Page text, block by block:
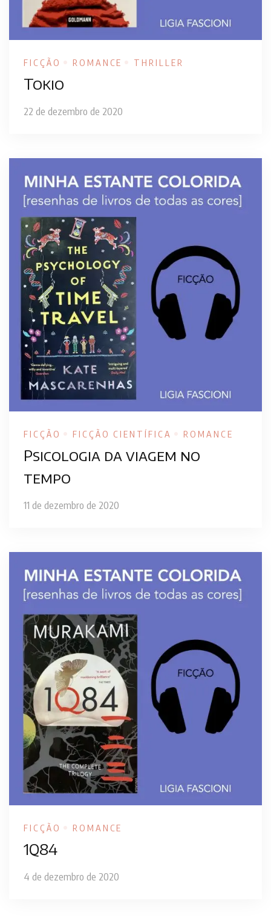
FICÇÃO ROMANCE THRILLER
Tokio
22 de dezembro de 2020
FICÇÃO FICÇÃO CIENTÍFICA ROMANCE
Psicologia da viagem no
tempo
11 de dezembro de 2020
FICÇÃO ROMANCE
1Q84
4 de dezembro de 2020